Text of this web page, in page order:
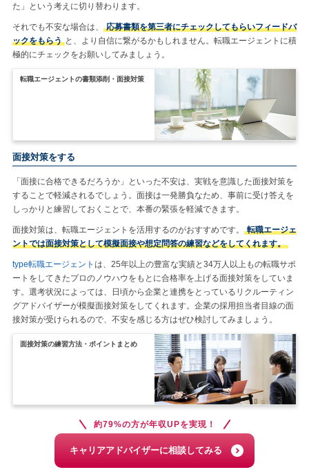
た」という考えに切り替わります。
それでも不安な場合は、
応募書類を第三者にチェックしてもらいフィードバ
ックをもらう と、より自信に繋がるかもしれません。転職エージェントに積
極的にチェックをお願いしてみましょう。
転職エージェントの書類添削・面接対策
面接対策をする
「面接に合格できるだろうか」といった不安は、実戦を意識した面接対策を
することで軽減されるでしょう。面接は一発勝負なため、事前に受け答えを
しっかりと練習しておくことで、本番の緊張を軽減できます。
面接対策は、転職エージェントを活用するのがおすすめです。
転職エージェ
ントでは面接対策として模擬面接や想定問答の練習などをしてくれます。
type転職エージェント は、25年以上の豊富な実績と34万人以上もの転職サポ
ートをしてきたプロのノウハウをもとに合格率を上げる面接対策をしていま
す。選考状況によっては、日頃から企業と連携をとっているリクルーティン
グアドバイザーが模擬面接対策をしてくれます。企業の採用担当者目線の面
接対策が受けられるので、不安を感じる方はぜひ検討してみましょう。
面接対策の練習方法・ポイントまとめ
約79%の方が年収UPを実現！
キャリアアドバイザーに相談してみる